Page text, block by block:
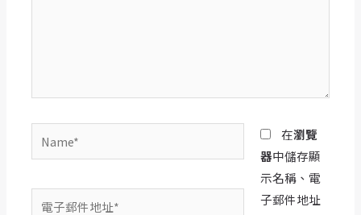
Name*
電
在瀏覽
器中儲存顯
示名稱、電
子郵件地址